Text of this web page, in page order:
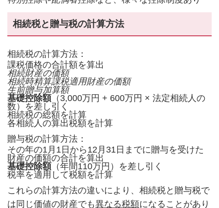
相続税と贈与税の計算方法
相続税の計算方法：
課税価格の合計額を算出
相続財産の価額
相続時精算課税適用財産の価額
生前贈与加算額
基礎控除額（3,000万円 + 600万円 × 法定相続人の
数）を差し引く
相続税の総額を計算
各相続人の算出税額を計算
贈与税の計算方法：
その年の1月1日から12月31日までに贈与を受けた
財産の価額の合計を算出
基礎控除額（年間110万円）を差し引く
税率を適用して税額を計算
これらの計算方法の違いにより、相続税と贈与税で
は同じ価値の財産でも異なる税額になることがあり